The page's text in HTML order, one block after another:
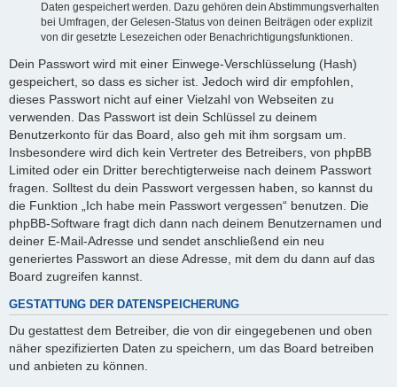
Daten gespeichert werden. Dazu gehören dein Abstimmungsverhalten
bei Umfragen, der Gelesen-Status von deinen Beiträgen oder explizit
von dir gesetzte Lesezeichen oder Benachrichtigungsfunktionen.
Dein Passwort wird mit einer Einwege-Verschlüsselung (Hash)
gespeichert, so dass es sicher ist. Jedoch wird dir empfohlen,
dieses Passwort nicht auf einer Vielzahl von Webseiten zu
verwenden. Das Passwort ist dein Schlüssel zu deinem
Benutzerkonto für das Board, also geh mit ihm sorgsam um.
Insbesondere wird dich kein Vertreter des Betreibers, von phpBB
Limited oder ein Dritter berechtigterweise nach deinem Passwort
fragen. Solltest du dein Passwort vergessen haben, so kannst du
die Funktion „Ich habe mein Passwort vergessen“ benutzen. Die
phpBB-Software fragt dich dann nach deinem Benutzernamen und
deiner E-Mail-Adresse und sendet anschließend ein neu
generiertes Passwort an diese Adresse, mit dem du dann auf das
Board zugreifen kannst.
GESTATTUNG DER DATENSPEICHERUNG
Du gestattest dem Betreiber, die von dir eingegebenen und oben
näher spezifizierten Daten zu speichern, um das Board betreiben
und anbieten zu können.